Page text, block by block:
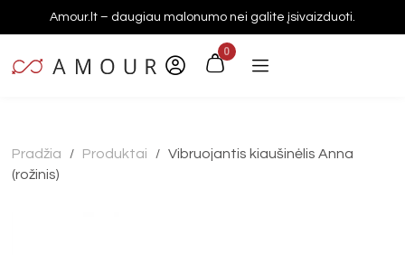
Amour.lt – daugiau malonumo nei galite įsivaizduoti.
0
Pradžia / Produktai /
Vibruojantis kiaušinėlis Anna
(rožinis)